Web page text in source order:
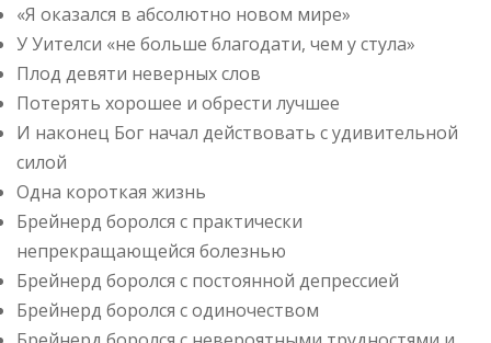
«Я оказался в абсолютно новом мире»
У Уителси «не больше благодати, чем у стула»
Плод девяти неверных слов
Потерять хорошее и обрести лучшее
И наконец Бог начал действовать с удивительной
силой
Одна короткая жизнь
Брейнерд боролся с практически
непрекращающейся болезнью
Брейнерд боролся с постоянной депрессией
Брейнерд боролся с одиночеством